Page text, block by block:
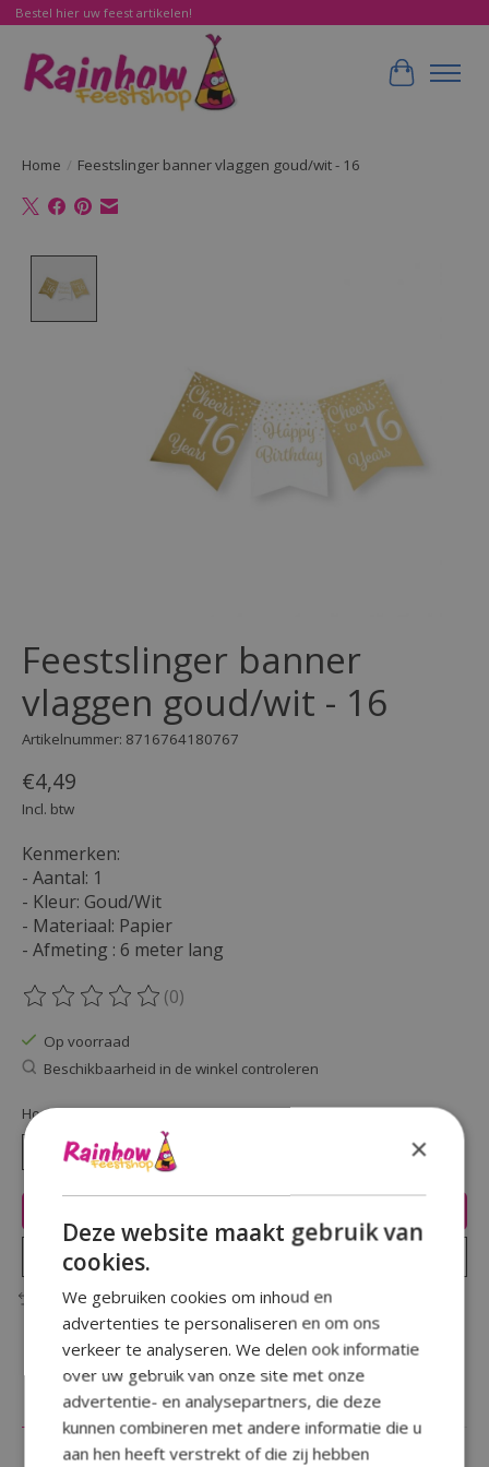
Bestel hier uw feest artikelen!
Home / Feestslinger banner vlaggen goud/wit - 16
Feestslinger banner
vlaggen goud/wit - 16
Artikelnummer: 8716764180767
€4,49
Incl. btw
Kenmerken:
- Aantal: 1
- Kleur: Goud/Wit
- Materiaal: Papier
- Afmeting : 6 meter lang
De beoordeling van dit product is
(0)
Op voorraad
Beschikbaarheid in de winkel controleren
Hoeveelheid:
Toevoegen om te vergelijken
Beschrijving Reviews (0)
×
Deze website maakt gebruik van
cookies.
We gebruiken cookies om inhoud en
advertenties te personaliseren en om ons
verkeer te analyseren. We delen ook informatie
over uw gebruik van onze site met onze
advertentie- en analysepartners, die deze
kunnen combineren met andere informatie die u
aan hen heeft verstrekt of die zij hebben